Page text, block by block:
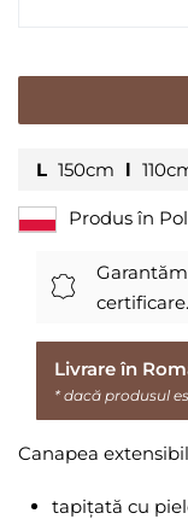
L 150cm l
Produs în
certificare.
Livrare în
* dacă produsul
Canapea
tapițată cu